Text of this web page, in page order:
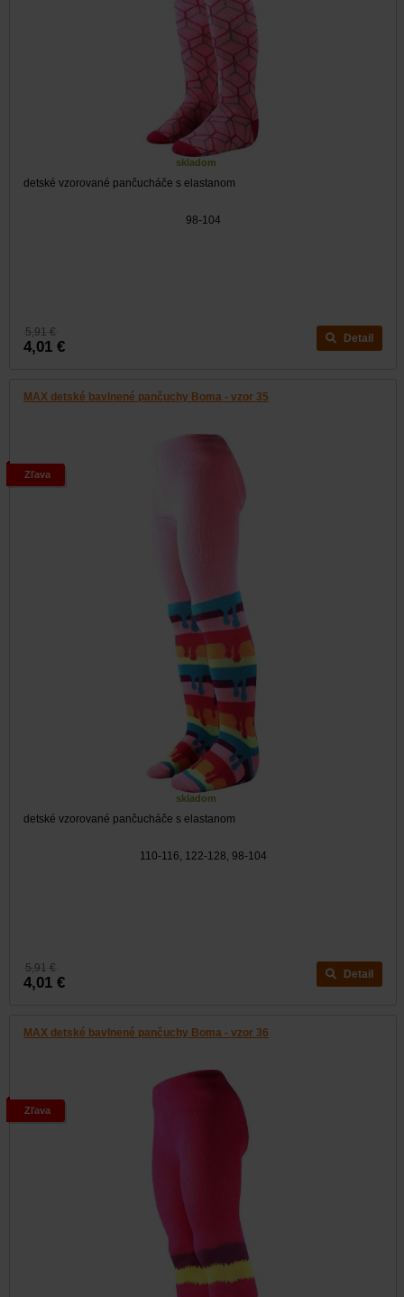
skladom
detské vzorované pančucháče s elastanom
98-104
5,91 €
4,01 € Detail
MAX detské bavlnené pančuchy Boma - vzor 35
skladom
detské vzorované pančucháče s elastanom
110-116, 122-128, 98-104
Zľava
5,91 €
4,01 € Detail
MAX detské bavlnené pančuchy Boma - vzor 36
Zľava